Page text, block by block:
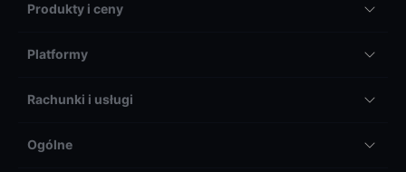
Produkty i ceny
Platformy
Rachunki i usługi
Ogólne